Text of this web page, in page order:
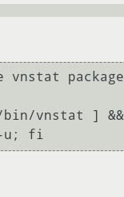
package
vnstat ]
u; fi